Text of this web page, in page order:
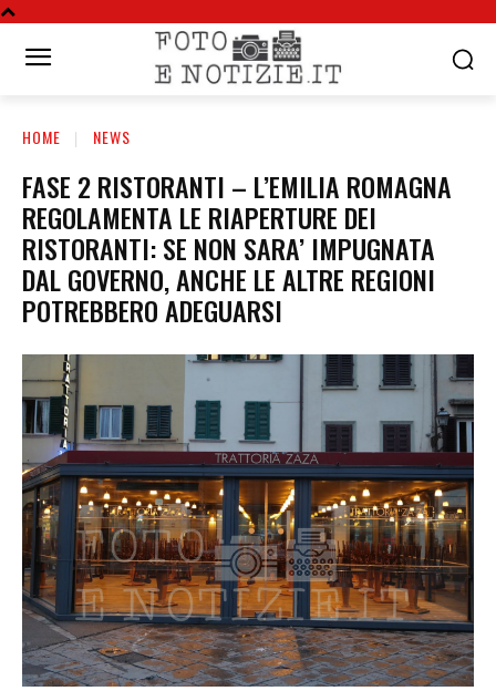
HOME NEWS
FASE 2 RISTORANTI – L’EMILIA ROMAGNA
REGOLAMENTA LE RIAPERTURE DEI
RISTORANTI: SE NON SARA’ IMPUGNATA
DAL GOVERNO, ANCHE LE ALTRE REGIONI
POTREBBERO ADEGUARSI